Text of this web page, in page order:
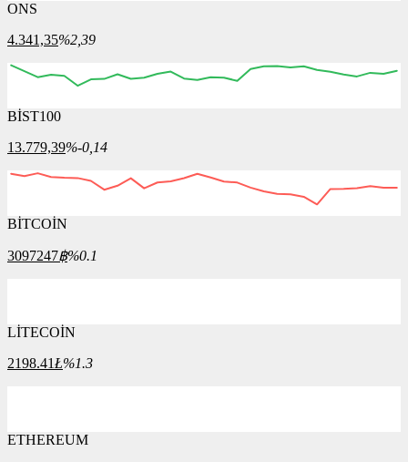
ONS
4.341,35%2,39
BİST100
13.779,39%-0,14
BİTCOİN
3097247฿%0.1
LİTECOİN
2198.41Ł%1.3
ETHEREUM